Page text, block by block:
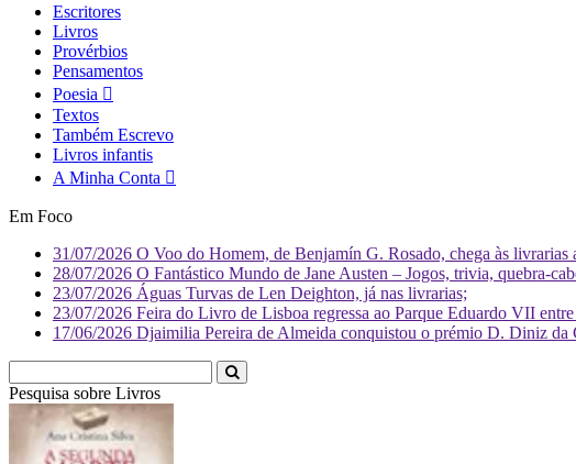
Escritores
Livros
Provérbios
Pensamentos
Poesia
Textos
Também Escrevo
Livros infantis
A Minha Conta
Em Foco
31/07/2026 O Voo do Homem, de Benjamín G. Rosado, chega às livrarias
28/07/2026 O Fantástico Mundo de Jane Austen – Jogos, trivia, quebra-
23/07/2026 Águas Turvas de Len Deighton, já nas livrarias;
23/07/2026 Feira do Livro de Lisboa regressa ao Parque Eduardo VII
17/06/2026 Djaimilia Pereira de Almeida conquistou o prémio D. Diniz da
Pesquisa sobre Livr